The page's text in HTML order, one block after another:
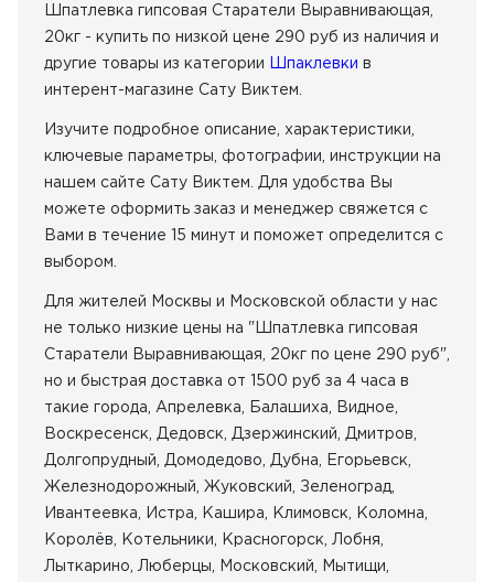
ручной
механизированный
Шпатлевка гипсовая Старатели Выравнивающая,
20кг - купить по низкой цене 290 руб из наличия и
другие товары из категории
Шпаклевки в
интерент-магазине Сату Виктем.
Изучите подробное описание, характеристики,
ключевые параметры, фотографии, инструкции на
нашем сайте Сату Виктем. Для удобства Вы
можете оформить заказ и менеджер свяжется с
Вами в течение 15 минут и поможет определится с
выбором.
Для жителей Москвы и Московской области у нас
не только низкие цены на "Шпатлевка гипсовая
Старатели Выравнивающая, 20кг по цене 290 руб",
но и быстрая доставка от 1500 руб за 4 часа в
такие города, Апрелевка, Балашиха, Видное,
Воскресенск, Дедовск, Дзержинский, Дмитров,
Долгопрудный, Домодедово, Дубна, Егорьевск,
Железнодорожный, Жуковский, Зеленоград,
Ивантеевка, Истра, Кашира, Климовск, Коломна,
Королёв, Котельники, Красногорск, Лобня,
Лыткарино, Люберцы, Московский, Мытищи,